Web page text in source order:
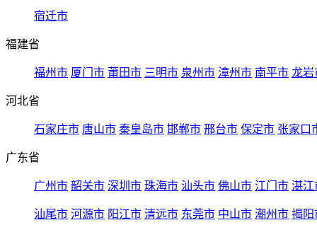
宿迁市
福建省
福州市 厦门市 莆田市 三明市 泉州市 漳州市 南平市 龙岩
河北省
石家庄市 唐山市 秦皇岛市 邯郸市 邢台市 保定市 张家口
广东省
广州市 韶关市 深圳市 珠海市 汕头市 佛山市 江门市 湛江
汕尾市 河源市 阳江市 清远市 东莞市 中山市 潮州市 揭阳